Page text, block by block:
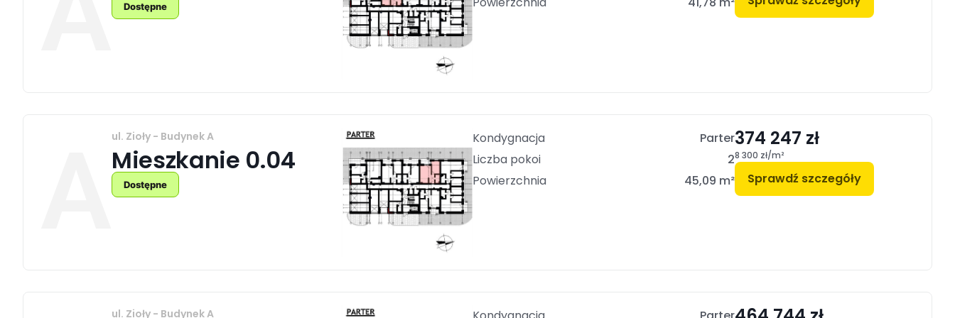
Dostępne
ul. Zioły - Budynek A
Mieszkanie 0.04
Dostępne
Kondygnacja
Parter
Liczba pokoi
2
Powierzchnia
45,09 m²
374 247 zł
8 300 zł/m²
Sprawdź szczegóły
ul. Zioły - Budynek A